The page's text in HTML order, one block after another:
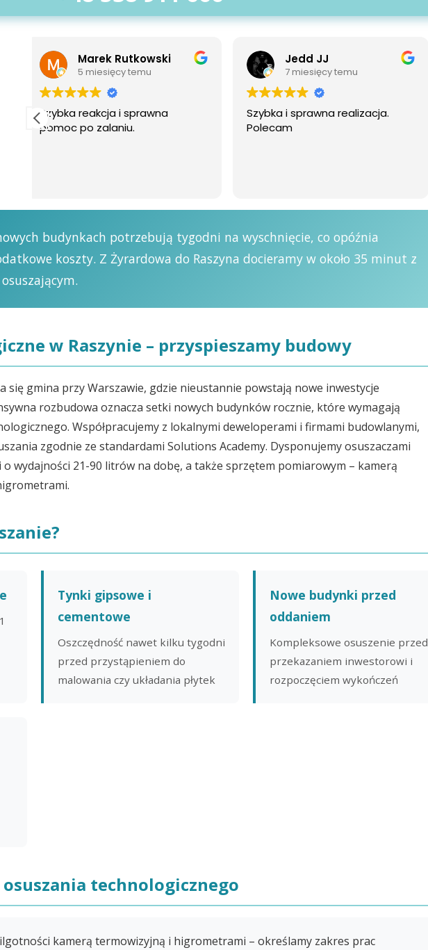
Jedd JJ
7 miesięcy temu
Szybka i sprawna realizacja.
Polecam
Mateusz Kmiecik
7 miesięcy temu
Bardzo polecam. Wydajny
sprzęt i dobra obsługa.
budynkach potrzebują tygodni na wyschnięcie, co opóźnia
koszty. Z Żyrardowa do Raszyna docieramy w około 35 minut z
w Raszynie – przyspieszamy budowy
się gmina przy Warszawie, gdzie nieustannie powstają nowe inwestycje
rozbudowa oznacza setki nowych budynków rocznie, które wymagają
Współpracujemy z lokalnymi deweloperami i firmami budowlanymi,
zgodnie ze standardami Solutions Academy. Dysponujemy osuszaczami
wydajności 21-90 litrów na dobę, a także sprzętem pomiarowym – kamerą
Tynki gipsowe i
cementowe
Oszczędność nawet kilku tygodni
przed przystąpieniem do
malowania czy układania płytek
Nowe budynki przed
oddaniem
Kompleksowe osuszenie przed
przekazaniem inwestorowi i
rozpoczęciem wykończeń
osuszania technologicznego
kamerą termowizyjną i higrometrami – określamy zakres prac